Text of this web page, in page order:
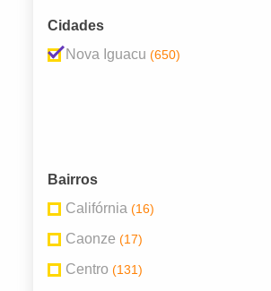
Cidades
Nova Iguacu (650)
Bairros
Califórnia (16)
Caonze (17)
Centro (131)